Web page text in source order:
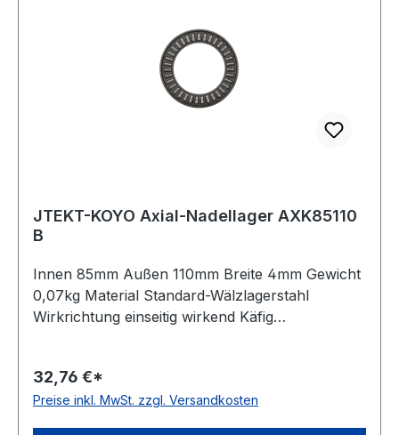
JTEKT-KOYO Axial-Nadellager AXK85110
B
Innen 85mm Außen 110mm Breite 4mm Gewicht
0,07kg Material Standard-Wälzlagerstahl
Wirkrichtung einseitig wirkend Käfig
32,76 €*
Preise inkl. MwSt. zzgl. Versandkosten